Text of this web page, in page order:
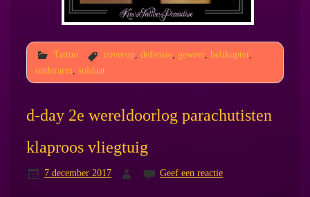
Tattoo coverup, defensie, geweer, helikopter,
onderarm soldaat
d-day 2e wereldoorlog parachutisten
klaproos vliegtuig
7 december 2017 Geef een reactie